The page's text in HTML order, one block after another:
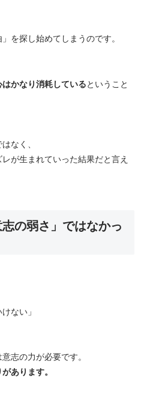
を探し始めてしまうのです。
かなり消耗しているということ
なく、
が生まれていった結果だと言え
の弱さ」ではなかっ
ない」
志の力が必要です。
あります。